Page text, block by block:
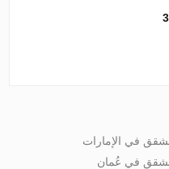
3
في الإمارات
في عُمان